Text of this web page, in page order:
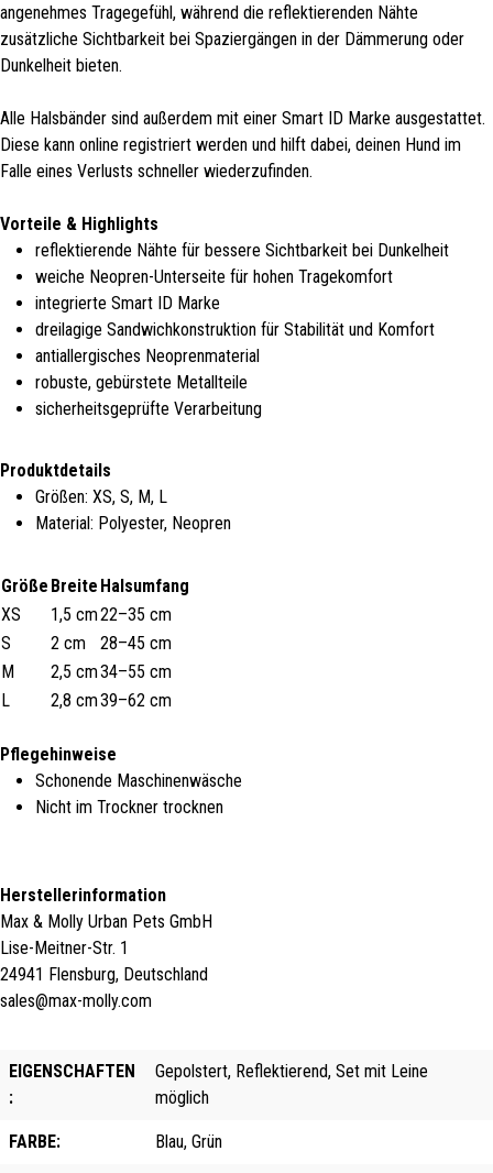
angenehmes Tragegefühl, während die reflektierenden Nähte
zusätzliche Sichtbarkeit bei Spaziergängen in der Dämmerung oder
Dunkelheit bieten.
Alle Halsbänder sind außerdem mit einer Smart ID Marke ausgestattet.
Diese kann online registriert werden und hilft dabei, deinen Hund im
Falle eines Verlusts schneller wiederzufinden.
Vorteile & Highlights
reflektierende Nähte für bessere Sichtbarkeit bei Dunkelheit
weiche Neopren-Unterseite für hohen Tragekomfort
integrierte Smart ID Marke
dreilagige Sandwichkonstruktion für Stabilität und Komfort
antiallergisches Neoprenmaterial
robuste, gebürstete Metallteile
sicherheitsgeprüfte Verarbeitung
Produktdetails
Größen: XS, S, M, L
Material: Polyester, Neopren
Größe Breite Halsumfang
XS
1,5 cm22–35 cm
S
2 cm
28–45 cm
M
2,5 cm34–55 cm
L
2,8 cm39–62 cm
Pflegehinweise
Schonende Maschinenwäsche
Nicht im Trockner trocknen
Herstellerinformation
Max & Molly Urban Pets GmbH
Lise-Meitner-Str. 1
24941 Flensburg, Deutschland
sales@max-molly.com
EIGENSCHAFTEN
:
Gepolstert, Reflektierend, Set mit Leine
möglich
FARBE: Blau, Grün